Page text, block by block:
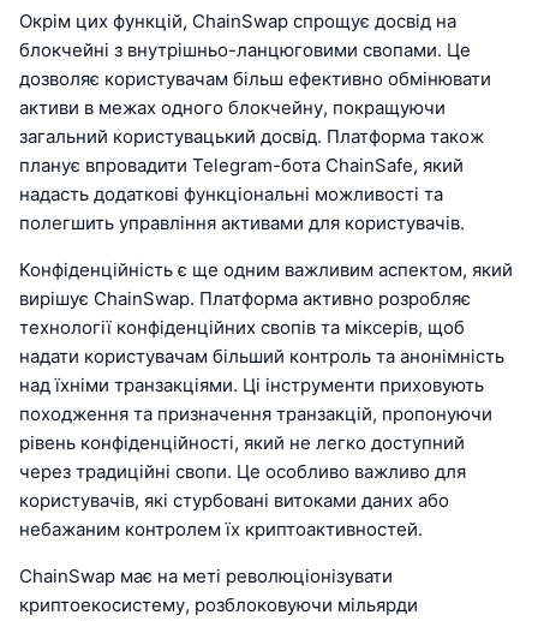
Окрім цих функцій, ChainSwap спрощує досвід на
блокчейні з внутрішньо-ланцюговими свопами. Це
дозволяє користувачам більш ефективно обмінювати
активи в межах одного блокчейну, покращуючи
загальний користувацький досвід. Платформа також
планує впровадити Telegram-бота ChainSafe, який
надасть додаткові функціональні можливості та
полегшить управління активами для користувачів.
Конфіденційність є ще одним важливим аспектом, який
вирішує ChainSwap. Платформа активно розробляє
технології конфіденційних свопів та міксерів, щоб
надати користувачам більший контроль та анонімність
над їхніми транзакціями. Ці інструменти приховують
походження та призначення транзакцій, пропонуючи
рівень конфіденційності, який не легко доступний
через традиційні свопи. Це особливо важливо для
користувачів, які стурбовані витоками даних або
небажаним контролем їх криптоактивностей.
ChainSwap має на меті революціонізувати
криптоекосистему, розблоковуючи мільярди